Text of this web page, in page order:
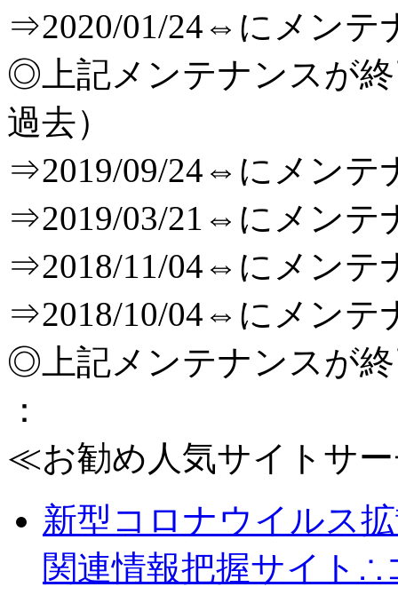
⇒2020/01/24⇔にメンテ
◎上記メンテナンスが
過去）
⇒2019/09/24⇔にメンテ
⇒2019/03/21⇔にメンテ
⇒2018/11/04⇔にメンテ
⇒2018/10/04⇔にメンテ
◎上記メンテナンスが
：
≪お勧め人気サイトサ
新型コロナウイルス
関連情報把握サイト